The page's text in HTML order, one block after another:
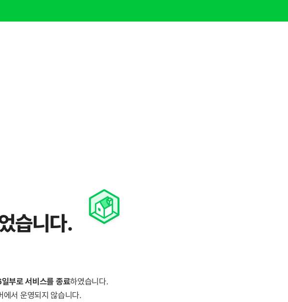
습니다.
부로 서비스를 종료하였습니다.
에서 운영되지 않습니다.